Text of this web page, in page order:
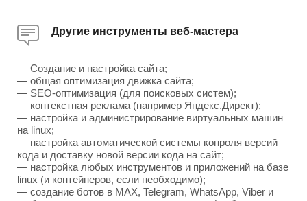
Другие инструменты веб-мастера
— Создание и настройка сайта;
— общая оптимизация движка сайта;
— SEO-оптимизация (для поисковых систем);
— контекстная реклама (например Яндекс.Директ);
— настройка и администрирование виртуальных машин
на linux;
— настройка автоматической системы конроля версий
кода и доставку новой версии кода на сайт;
— настройка любых инструментов и приложений на базе
linux (и контейнеров, если необходимо);
— создание ботов в MAX, Telegram, WhatsApp, Viber и